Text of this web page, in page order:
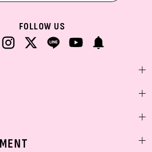
FOLLOW US